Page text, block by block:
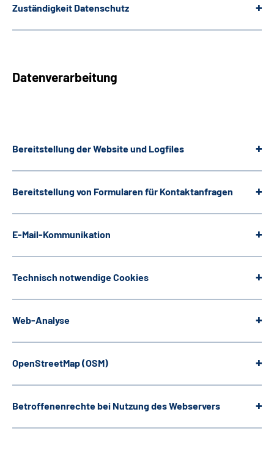
Zuständigkeit Datenschutz
Datenverarbeitung
Bereitstellung derWebsiteund Logfiles
Bereitstellung von Formularen für Kontaktanfragen
E-Mail-Kommunikation
Technisch notwendigeCookies
Web-Analyse
OpenStreetMap(OSM)
Betroffenenrechte bei Nutzung des Webservers